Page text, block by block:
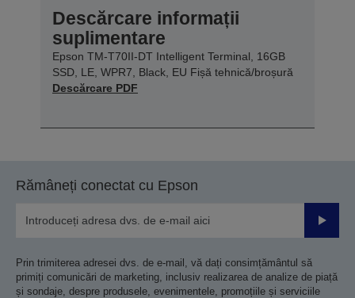
Descărcare informații
suplimentare
Epson TM-T70II-DT Intelligent Terminal, 16GB
SSD, LE, WPR7, Black, EU Fișă tehnică/broșură
Descărcare PDF
Rămâneți conectat cu Epson
Prin trimiterea adresei dvs. de e-mail, vă dați consimțământul să
primiți comunicări de marketing, inclusiv realizarea de analize de piață
și sondaje, despre produsele, evenimentele, promoțiile și serviciile